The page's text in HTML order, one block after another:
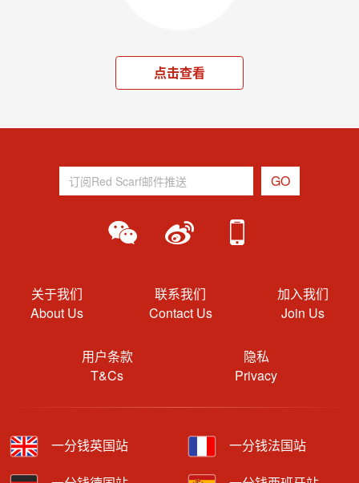
点击查看
关于我们
About Us
联系我们
Contact Us
加入我们
Join Us
用户条款
T&Cs
隐私
Privacy
一分钱英国站 一分钱法国站